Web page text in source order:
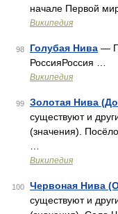
начале Первой
Википедия
98 Голубая Нива —
РоссияРоссия …
Википедия
99 Золотая Нива
существуют и
(значения).
Википедия
100 Червоная Нива
существуют и